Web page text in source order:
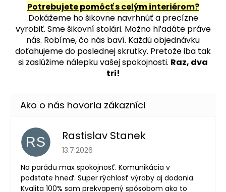
Potrebujete pomôcť s celým interiérom?
Dokážeme ho šikovne navrhnúť a precízne
vyrobiť. Sme šikovní stolári. Možno hľadáte práve
nás. Robíme, čo nás baví. Každú objednávku
doťahujeme do poslednej skrutky. Pretože iba tak
si zaslúžime nálepku vašej spokojnosti. Raz, dva
tri!
RS Rastislav Stanek
Hodnotenie obchodu je 5 z 5 hviezdičiek.
13.7.2026
Na parádu max spokojnosť. Komunikácia v
podstate hneď. Super rýchlosť výroby aj dodania.
Kvalita 100% som prekvapený spôsobom ako to